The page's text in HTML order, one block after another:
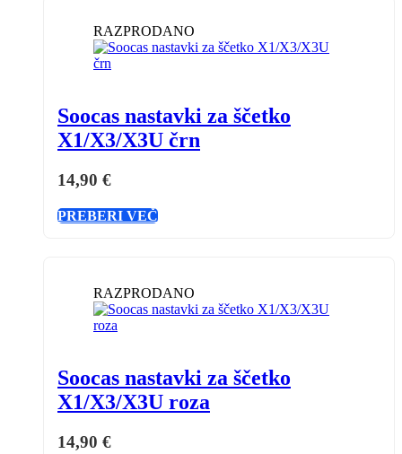
RAZPRODANO
Soocas nastavki za ščetko
X1/X3/X3U črn
14,90 €
PREBERI VEČ
RAZPRODANO
Soocas nastavki za ščetko
X1/X3/X3U roza
14,90 €